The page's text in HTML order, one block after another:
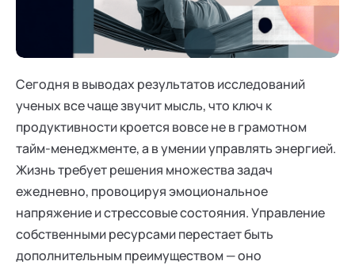
Сегодня в выводах результатов исследований
ученых все чаще звучит мысль, что ключ к
продуктивности кроется вовсе не в грамотном
тайм-менеджменте, а в умении управлять энергией.
Жизнь требует решения множества задач
ежедневно, провоцируя эмоциональное
напряжение и стрессовые состояния. Управление
собственными ресурсами перестает быть
дополнительным преимуществом — оно
Поддержка
Режим работы и тп